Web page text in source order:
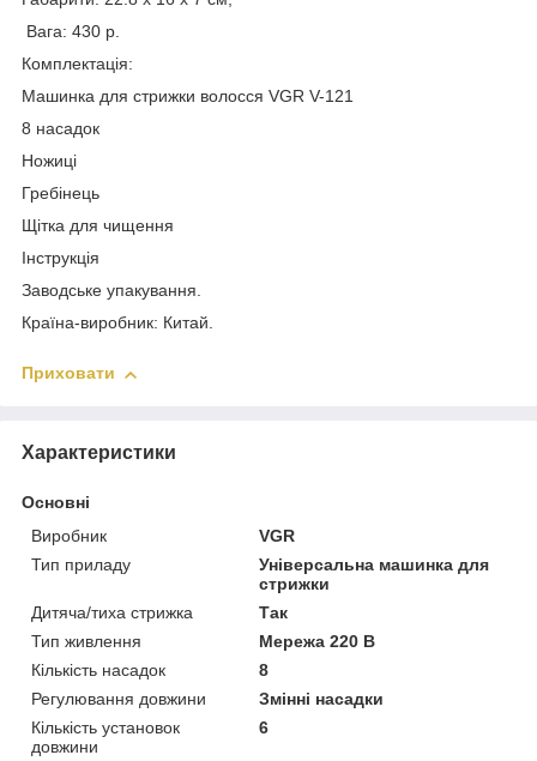
Вага: 430 р.
Комплектація:
Машинка для стрижки волосся VGR V-121
8 насадок
Ножиці
Гребінець
Щітка для чищення
Інструкція
Заводське упакування.
Країна-виробник: Китай.
Приховати
Характеристики
Основні
Виробник
VGR
Тип приладу
Універсальна машинка для
стрижки
Дитяча/тиха стрижка
Так
Тип живлення
Мережа 220 В
Кількість насадок
8
Регулювання довжини
Змінні насадки
Кількість установок
довжини
6